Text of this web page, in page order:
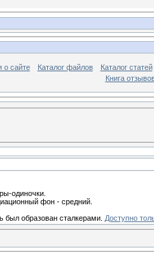
о сайте Каталог файлов
Каталог статей
Книга
одиночки.
фон - средний.
был образован сталкерами. Доступно